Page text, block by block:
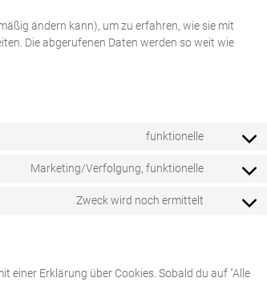
ändern kann), um zu erfahren, wie sie mit
Die abgerufenen Daten werden so weit wie
funktionelle
Consent
service
Marketing/Verfolgung, funktionelle
Consent
service
Zweck wird noch ermittelt
Consent
einer Erklärung über Cookies. Sobald du auf "Alle